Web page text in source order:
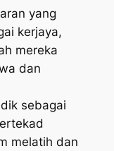
yang
kerjaya,
mereka
dan
sebagai
melatih dan